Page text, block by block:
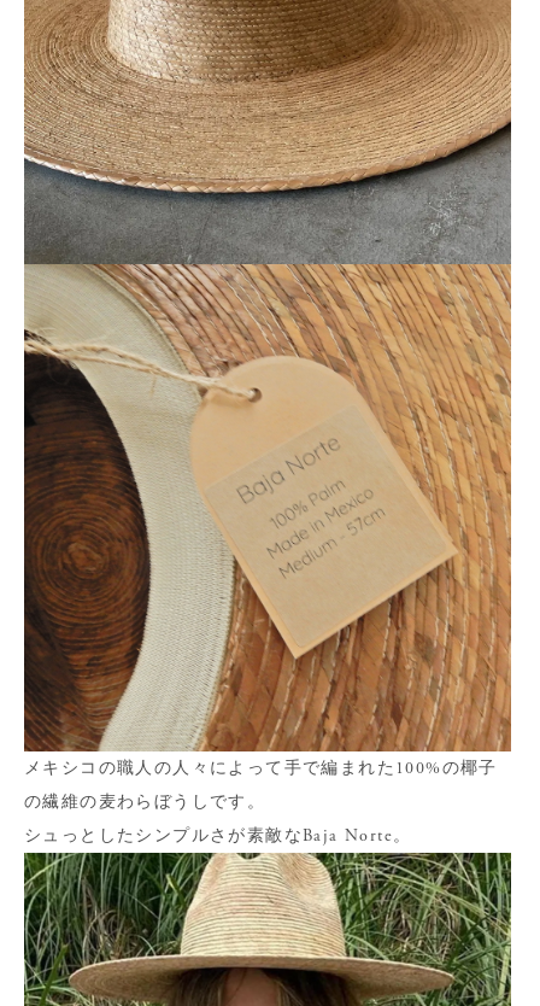
メキシコの職人の人々によって手で編まれた100%の椰子
の繊維の麦わらぼうしです。
シュっとしたシンプルさが素敵なBaja Norte。